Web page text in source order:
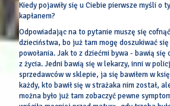
Kiedy pojawiły się u Ciebie pierwsze myśli o
kapłanem?
Odpowiadając na to pytanie muszę się
dzieciństwa, bo już tam mogę doszukiwać
powołania. Jak to z dziećmi bywa - bawią się
z życia. Jedni bawią się w lekarzy, inni w
sprzedawców w sklepie, ja się bawiłem w
każdy, kto bawił się w strażaka nim został,
można było już tam zobaczyć pewne